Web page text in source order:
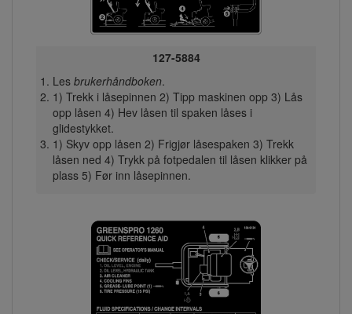
127-5884
Les brukerhåndboken.
1) Trekk i låsepinnen 2) Tipp maskinen opp 3) Lås
opp låsen 4) Hev låsen til spaken låses i
glidestykket.
1) Skyv opp låsen 2) Frigjør låsespaken 3) Trekk
låsen ned 4) Trykk på fotpedalen til låsen klikker på
plass 5) Før inn låsepinnen.